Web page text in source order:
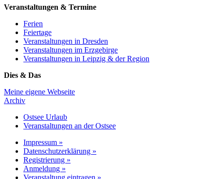
Veranstaltungen & Termine
Ferien
Feiertage
Veranstaltungen in Dresden
Veranstaltungen im Erzgebirge
Veranstaltungen in Leipzig & der Region
Dies & Das
Meine eigene Webseite
Archiv
Ostsee Urlaub
Veranstaltungen an der Ostsee
Impressum »
Datenschutzerklärung »
Registrierung »
Anmeldung »